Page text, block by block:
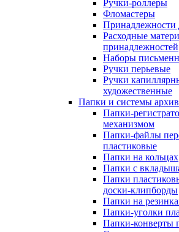
Ручки-роллеры
Фломастеры
Принадлежности
Расходные
принадлежностей
Наборы
Ручки перьевые
Ручки
художественные
Папки и системы
Папки-
механизмом
Папки-файлы
пластиковые
Папки на кольцах
Папки с
Папки
доски-клипборды
Папки на
Папки-уголки
Папки-конверты